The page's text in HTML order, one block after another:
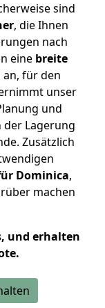
sind
, die Ihnen
nach
eine breite
an, für den
unser
und
der Lagerung
Zusätzlich
Dominica,
machen
und erhalten